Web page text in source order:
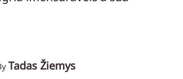
Tadas Žiemys